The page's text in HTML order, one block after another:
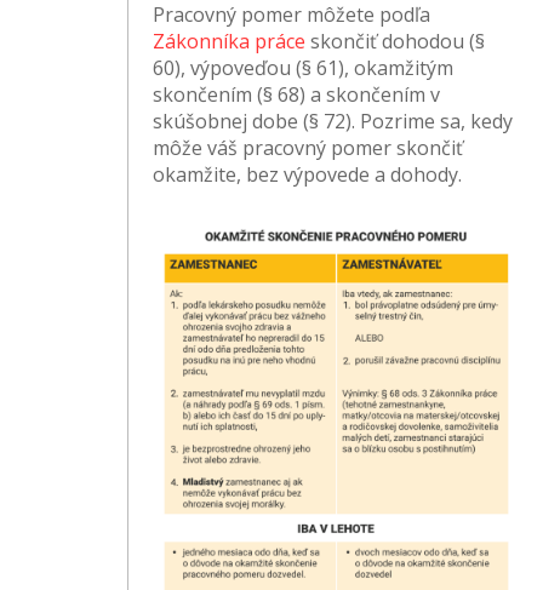
Pracovný pomer môžete podľa
Zákonníka práce skončiť dohodou (§
60), výpoveďou (§ 61), okamžitým
skončením (§ 68) a skončením v
skúšobnej dobe (§ 72). Pozrime sa, kedy
môže váš pracovný pomer skončiť
okamžite, bez výpovede a dohody.